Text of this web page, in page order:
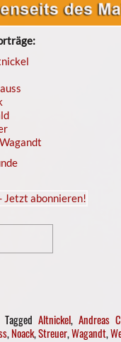
TaggedAltnickel,Andreas
,Noack,Streuer,Wagandt,